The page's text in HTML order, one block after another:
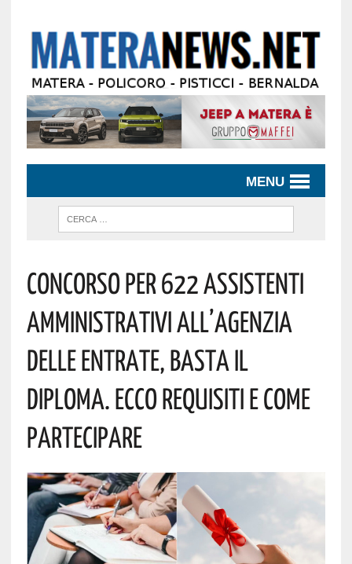
MENU
Concorso Per 622 Assistenti
Amministrativi All’Agenzia
Delle Entrate, Basta Il
Diploma. Ecco Requisiti E Come
Partecipare